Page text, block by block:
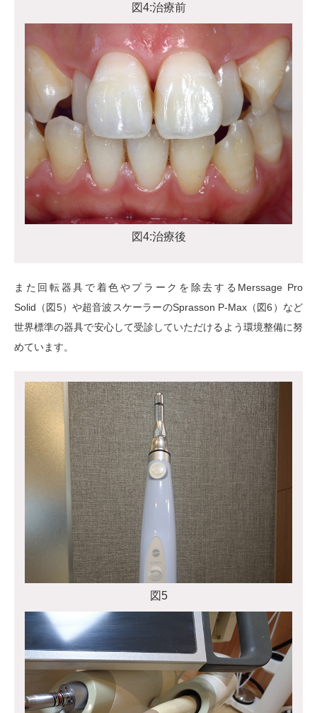
図4:治療前
図4:治療後
また回転器具で着色やプラークを除去するMerssage Pro
Solid（図5）や超音波スケーラーのSprasson P-Max（図6）など
世界標準の器具で安心して受診していただけるよう環境整備に努
めています。
図5